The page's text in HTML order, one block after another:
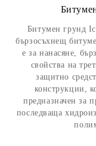
Битумен грунд
бързосъхнещ
е за нанасяне,
свойства на
защитно
конструкции,
предназначен за
последваща